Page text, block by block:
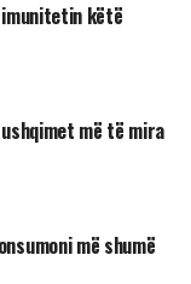
këtë
më të mira
më shumë